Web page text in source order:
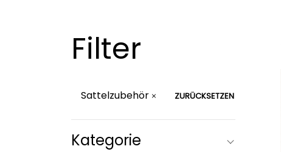
Filter
Sattelzubehör ZURÜCKSETZEN
Kategorie